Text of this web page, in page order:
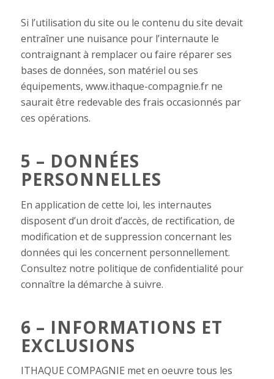
Si l’utilisation du site ou le contenu du site devait
entraîner une nuisance pour l’internaute le
contraignant à remplacer ou faire réparer ses
bases de données, son matériel ou ses
équipements, www.ithaque-compagnie.frne
saurait être redevable des frais occasionnés par
ces opérations.
5 – DONNÉES
PERSONNELLES
En application de cette loi, les internautes
disposent d’un droit d’accès, de rectification, de
modification et de suppression concernant les
données qui les concernent personnellement.
Consultez notre politique de confidentialité pour
connaître la démarche à suivre.
6 – INFORMATIONS ET
EXCLUSIONS
ITHAQUE COMPAGNIE met en oeuvre tous les